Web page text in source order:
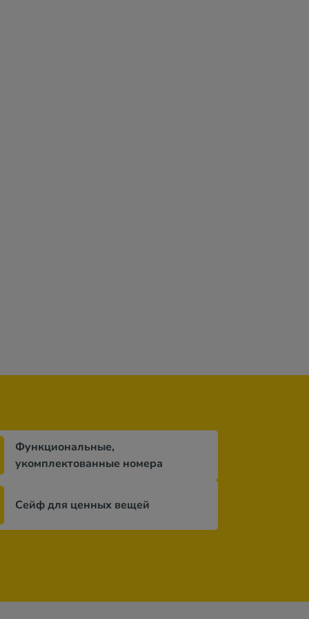
Функциональные,
укомплектованные номера
Сейф для ценных вещей